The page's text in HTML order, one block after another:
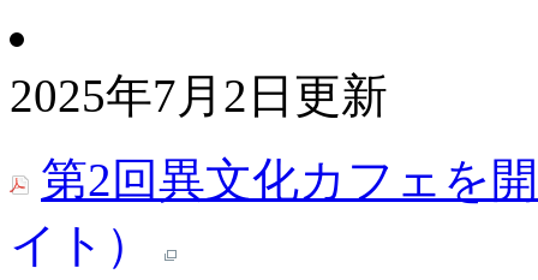
2025年7月2日更新
第2回異文化カフェを
イト）